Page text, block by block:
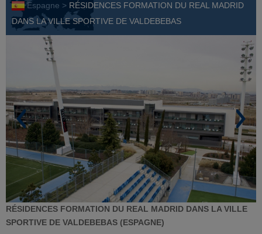
Espagne > RÉSIDENCES FORMATION DU REAL MADRID
DANS LA VILLE SPORTIVE DE VALDEBEBAS
RÉSIDENCES FORMATION DU REAL MADRID DANS LA VILLE
SPORTIVE DE VALDEBEBAS (ESPAGNE)